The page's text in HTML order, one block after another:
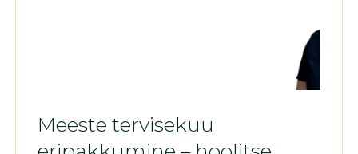
Meeste tervisekuu